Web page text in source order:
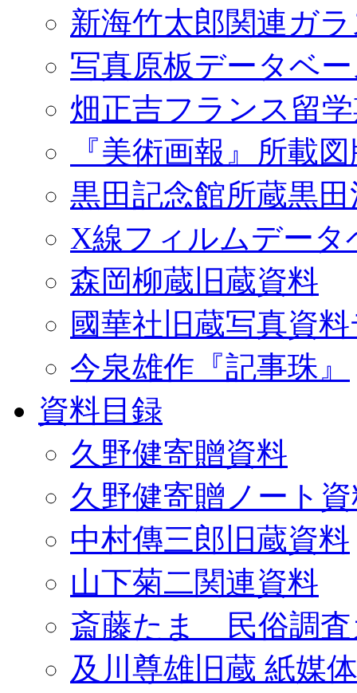
新海竹太郎関連ガ
写真原板データベ
畑正吉フランス留
『美術画報』所載
黒田記念館所蔵黒
X線フィルムデータ
森岡柳蔵旧蔵資料
國華社旧蔵写真資
今泉雄作『記事珠』
資料目録
久野健寄贈資料
久野健寄贈ノート
中村傳三郎旧蔵資料
山下菊二関連資料
斎藤たま 民俗調査
及川尊雄旧蔵 紙媒